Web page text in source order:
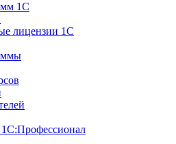
1С
лицензии 1С